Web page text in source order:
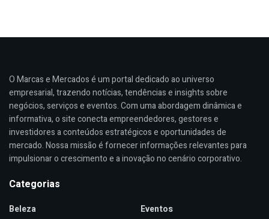
O Marcas e Mercados é um portal dedicado ao universo
empresarial, trazendo notícias, tendências e insights sobre
negócios, serviços e eventos. Com uma abordagem dinâmica e
informativa, o site conecta empreendedores, gestores e
investidores a conteúdos estratégicos e oportunidades de
mercado. Nossa missão é fornecer informações relevantes para
impulsionar o crescimento e a inovação no cenário corporativo.
Categorias
Beleza
Eventos